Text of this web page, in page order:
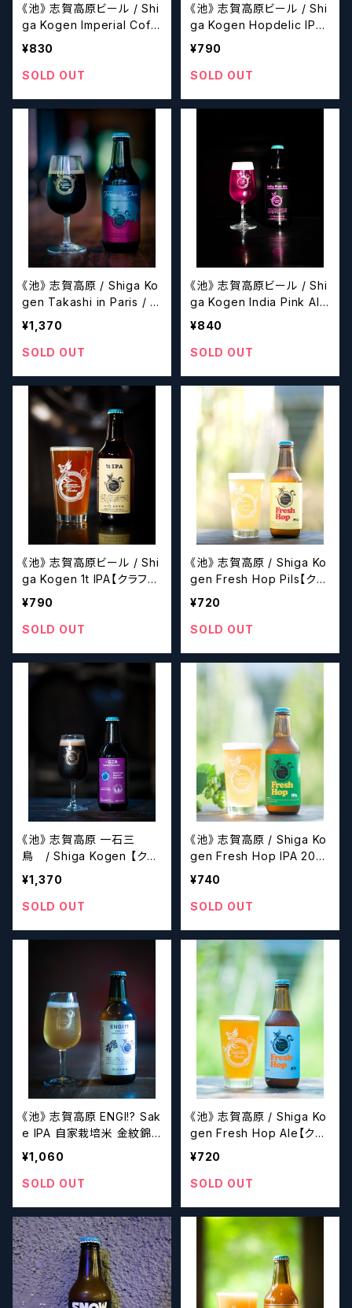
《池》 志賀高原ビール / Shi
ga Kogen Imperial Coff
ee Porter / EL MILADOR
【クラフトビール】
¥830
SOLD OUT
《池》 志賀高原ビール / Shi
ga Kogen Hopdelic IPA
【クラフトビール】
¥790
SOLD OUT
《池》 志賀高原 / Shiga Ko
gen Takashi in Paris / I
mperial Stout aged in C
ognac Barrels【クラフトビ
ール】
¥1,370
SOLD OUT
《池》 志賀高原ビール / Shi
ga Kogen India Pink Ale
【クラフトビール】
¥840
SOLD OUT
《池》 志賀高原ビール / Shi
ga Kogen 1t IPA【クラフト
ビール】
¥790
SOLD OUT
《池》 志賀高原 / Shiga Ko
gen Fresh Hop Pils【クラ
フトビール】
¥720
SOLD OUT
《池》 志賀高原 一石三
鳥 / Shiga Kogen 【クラ
フトビール】
¥1,370
SOLD OUT
《池》 志賀高原 / Shiga Ko
gen Fresh Hop IPA 2023
【クラフトビール】
¥740
SOLD OUT
《池》 志賀高原 ENGI!? Sak
e IPA 自家栽培米 金紋錦
純米 / Shiga Kogen 【ク
ラフトビール】
¥1,060
SOLD OUT
《池》 志賀高原 / Shiga Ko
gen Fresh Hop Ale【クラ
フトビール】
¥720
SOLD OUT